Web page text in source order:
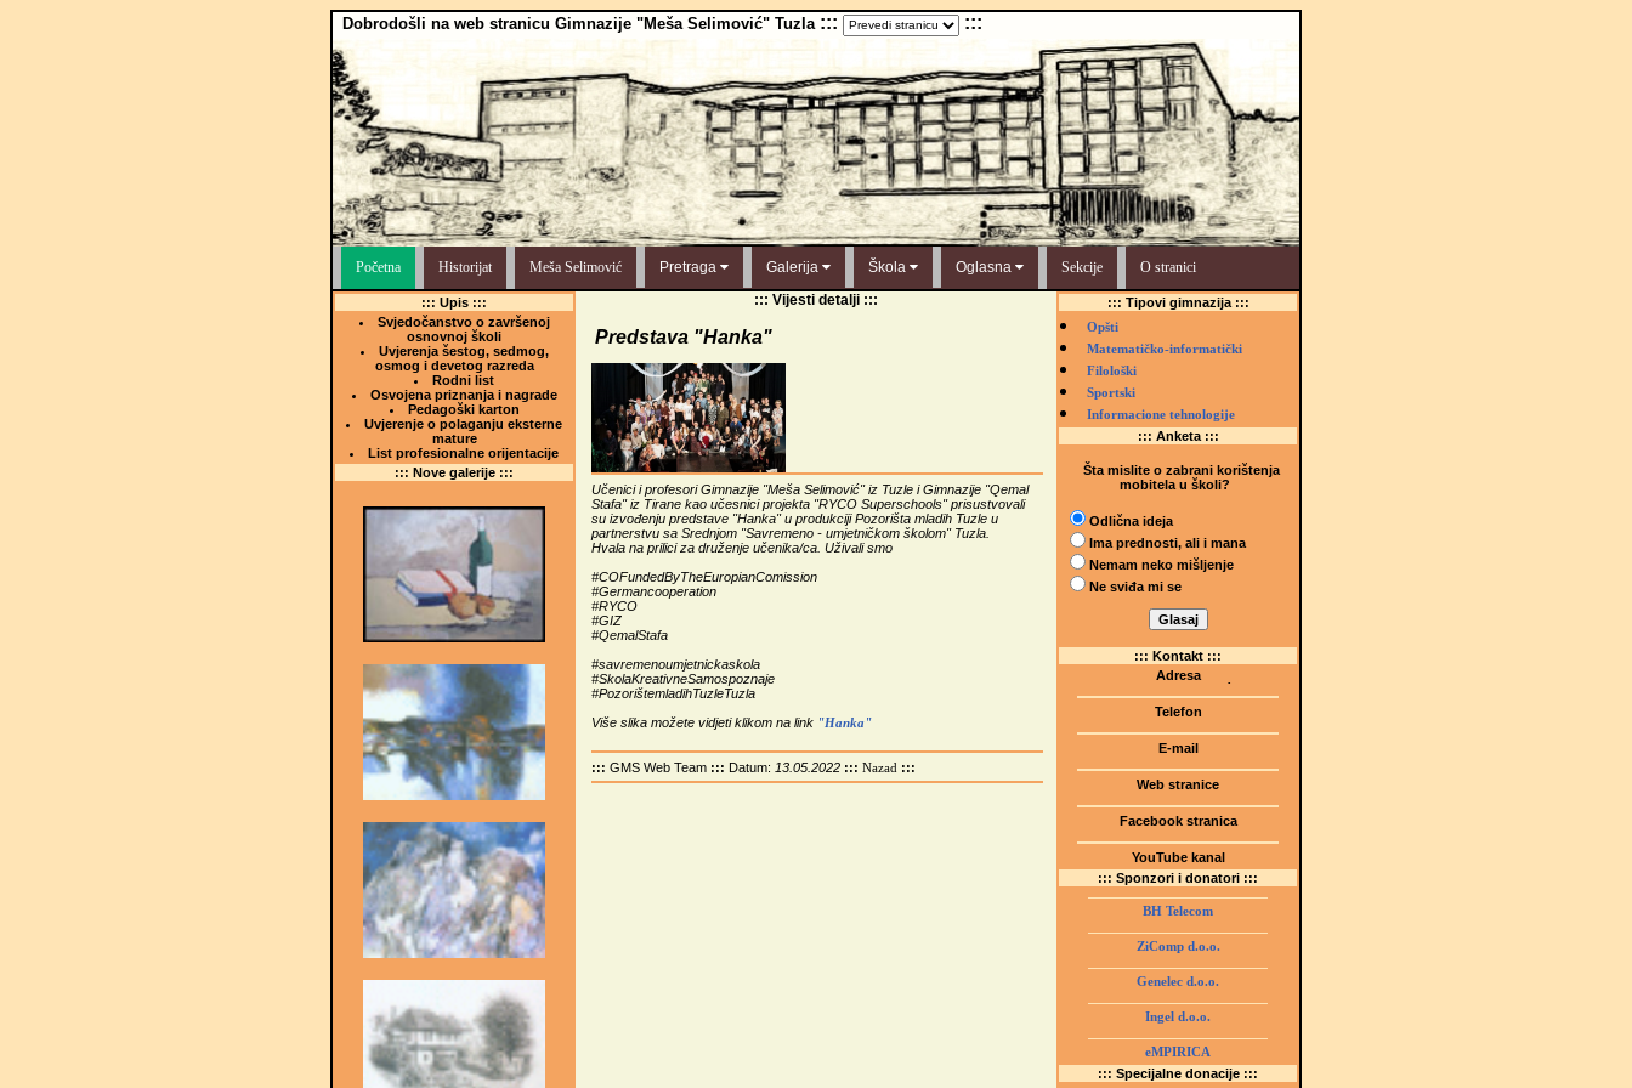
Dobrodošli na web stranicu Gimnazije "Meša Selimović" Tuzla ::: :::
Početna Historijat Meša Selimović Pretraga Galerija Škola Oglasna Sekcije O stranici
::: Upis :::
Svjedočanstvo o završenoj
osnovnoj školi
Uvjerenja šestog, sedmog,
osmog i devetog razreda
Rodni list
Osvojena priznanja i nagrade
Pedagoški karton
Uvjerenje o polaganju eksterne
mature
List profesionalne orijentacije
::: Nove galerije :::
::: Vijesti detalji :::
Predstava "Hanka"
Učenici i profesori Gimnazije "Meša Selimović" iz Tuzle i Gimnazije "Qemal
Stafa" iz Tirane kao učesnici projekta "RYCO Superschools" prisustvovali
su izvođenju predstave "Hanka" u produkciji Pozorišta mladih Tuzle u
partnerstvu sa Srednjom "Savremeno - umjetničkom školom" Tuzla.
Hvala na prilici za druženje učenika/ca. Uživali smo
#COFundedByTheEuropianComission
#Germancooperation
#RYCO
#GIZ
#QemalStafa
#savremenoumjetnickaskola
#SkolaKreativneSamospoznaje
#PozorištemladihTuzleTuzla
Više slika možete vidjeti klikom na link "Hanka"
::: GMS Web Team ::: Datum: 13.05.2022 ::: Nazad :::
::: Tipovi gimnazija :::
Opšti
Matematičko-informatički
Filološki
Sportski
Informacione tehnologije
::: Anketa :::
Šta mislite o zabrani korištenja
mobitela u školi?
Odlična ideja
Ima prednosti, ali i mana
Nemam neko mišljenje
Ne sviđa mi se
::: Kontakt :::
Adresa
(Šetalište I.G. Kovačića 1)
75000 Tuzla, BiH
Telefon
E-mail
Web stranice
www.gmstziam.com.ba
Facebook stranica
YouTube kanal
GMS Tuzla
::: Sponzori i donatori :::
BH Telecom
ZiComp d.o.o.
Genelec d.o.o.
Ingel d.o.o.
eMPIRICA
::: Specijalne donacije :::